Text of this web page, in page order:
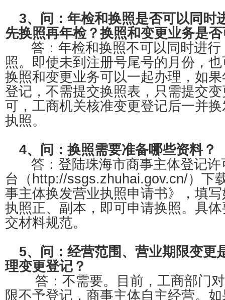
3、问：年检和换照是否可以同时
先换照再年检？换照和变更业务是
答：年检和换照不可以同时进行
照。即使未到注册号尾号的月份，
换照和变更业务可以一起办理，如
登记，不需提交换照表，只需提交
可，工商机关核准变更登记后一并
执照。
4、问：换照需要准备哪些资料？
答：登陆珠海市商事主体登记
台（http://ssgs.zhuhai.gov.cn/）下
事主体换发营业执照申请书》，填
执照正、副本，即可申请换照。具
交材料规范。
5、问：经营范围、营业期限变更
理变更登记？
答：不需要。目前，工商部门
限不予登记，商事主体自主经营。